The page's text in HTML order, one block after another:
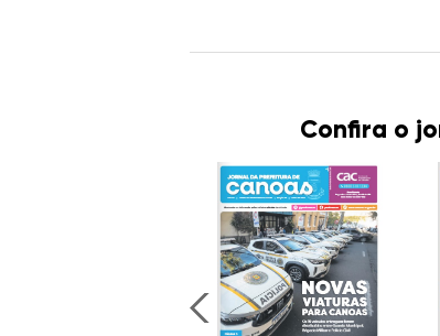
Confira o